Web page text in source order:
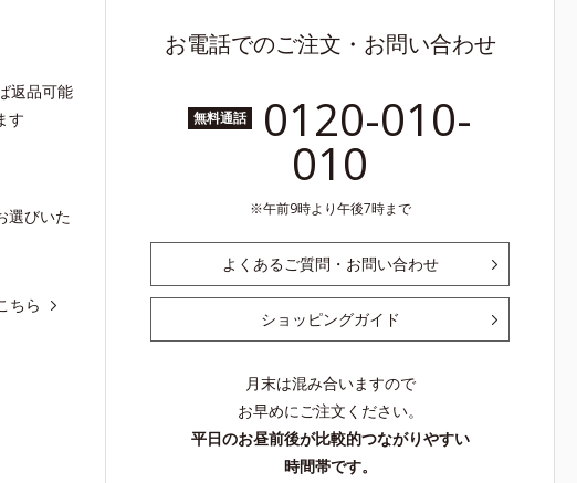
返品可能
す
選びいた
ちら
お電話でのご注文・お問い合わせ
無料通話 0120-010-
010
午前9時より午後7時まで
よくあるご質問・お問い合わせ
ショッピングガイド
月末は混み合いますので
お早めにご注文ください。
平日のお昼前後が比較的つながりやすい
時間帯です。